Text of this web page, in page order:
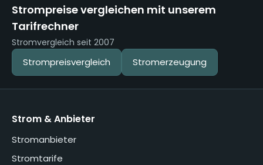
Strompreise vergleichen mit unserem
Tarifrechner
Stromvergleich seit 2007
Strompreisvergleich Stromerzeugung
Strom & Anbieter
Stromanbieter
Stromtarife